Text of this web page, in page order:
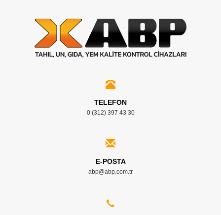
TELEFON
0 (312) 397 43 30
E-POSTA
abp@abp.com.tr